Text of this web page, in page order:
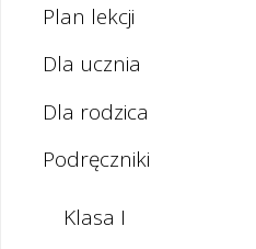
Plan lekcji
Dla ucznia
Dla rodzica
Podręczniki
Klasa I